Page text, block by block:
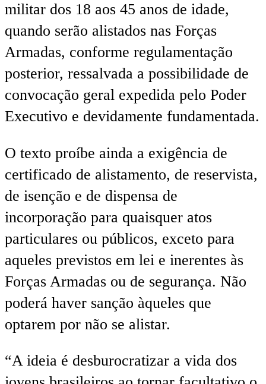
militar dos 18 aos 45 anos de idade,
quando serão alistados nas Forças
Armadas, conforme regulamentação
posterior, ressalvada a possibilidade de
convocação geral expedida pelo Poder
Executivo e devidamente fundamentada.
O texto proíbe ainda a exigência de
certificado de alistamento, de reservista,
de isenção e de dispensa de
incorporação para quaisquer atos
particulares ou públicos, exceto para
aqueles previstos em lei e inerentes às
Forças Armadas ou de segurança. Não
poderá haver sanção àqueles que
optarem por não se alistar.
“A ideia é desburocratizar a vida dos